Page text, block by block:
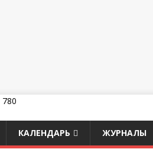
КАЛЕНДАРЬ ЖУРНАЛЫ